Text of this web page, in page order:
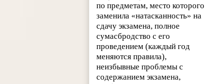
по предметам, место которого
заменила «натасканность» на
сдачу экзамена, полное
сумасбродство с его
проведением (каждый год
меняются правила),
неизбывные проблемы с
содержанием экзамена,